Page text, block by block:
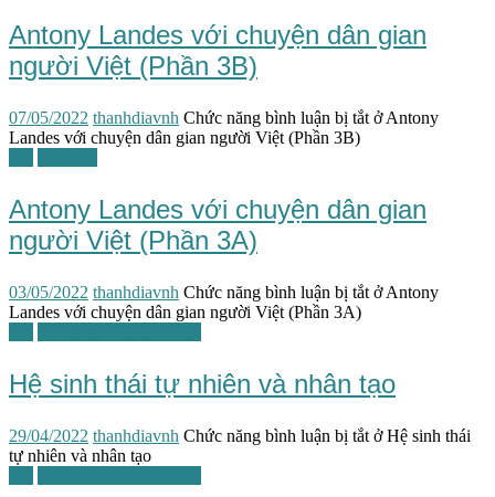
Antony Landes với chuyện dân gian
người Việt (Phần 3B)
07/05/2022 thanhdiavnh Chức năng bình luận bị tắt ở Antony
Landes với chuyện dân gian người Việt (Phần 3B)
Antony Landes với chuyện dân gian
người Việt (Phần 3A)
03/05/2022 thanhdiavnh Chức năng bình luận bị tắt ở Antony
Landes với chuyện dân gian người Việt (Phần 3A)
Hệ sinh thái tự nhiên và nhân tạo
29/04/2022 thanhdiavnh Chức năng bình luận bị tắt ở Hệ sinh thái
tự nhiên và nhân tạo